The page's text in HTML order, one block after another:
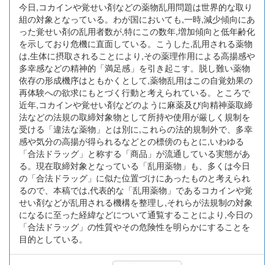
今日,コカインや覚せい剤などの薬物乱用問題は世界的な取り
組の対象となっている。わが国においても,一時,減少傾向にあ
った覚せい剤の乱用者数が,特にこの数年,増加傾向と低年齢化
を示しており危機に直面している。こうした,乱用される薬物
は,生体に摂取されることにより,その薬理作用による高揚感や
多幸感などの精神的「満足感」を引き起こす。脱し難い薬物
依存の形成機序はともかくとして,薬物乱用はこの自覚効果の
再体験への欲求にもとづく行動と考えられている。ところで
近年,コカインや覚せい剤などのように麻薬及び向精神薬取締
法などの法規の取締対象物として所持や使用が厳しく規制を
受ける「違法な薬物」とは別に,これらの法的規制外で、多幸
感や気分の高揚が得られるなどとの標傍のもとに,いわゆる
「合法ドラッグ」と称する「商品」が流通している実態があ
る。現在取締対象となっている「乱用薬物」も、多くは今日
の「合法ドラッグ」に似た位置づけにあったものと考えられ
るので、本稿では,代表的な「乱用薬物」であるコカインや覚
せい剤などが乱用される機構を整理し,それらが法規制の対象
になるに至った経緯などについて通覧することにより,今日の
「合法ドラッグ」の性質やその危険性を明らかにすることを
目的としている。